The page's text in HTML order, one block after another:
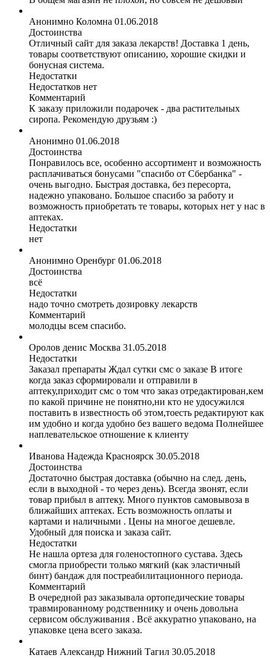
Анонимно Коломна 01.06.2018
Достоинства
Отличный сайт для заказа лекарств! Доставка 1 день,
товары соответствуют описанию, хорошие скидки и
бонусная система.
Недостатки
Недостатков нет
Комментарий
К заказу приложили подарочек - два растительных
сиропа. Рекомендую друзьям :)
Анонимно 01.06.2018
Достоинства
Понравилось все, особенно ассортимент и возможность
расплачиваться бонусами "спасибо от Сбербанка" -
очень выгодно. Быстрая доставка, без пересорта,
надежно упаковано. Большое спасибо за работу и
возможность приобретать те товары, которых нет у нас в
аптеках.
Недостатки
нет
Анонимно Оренбург 01.06.2018
Достоинства
всё
Недостатки
надо точно смотреть дозировку лекарств
Комментарий
молодцы всем спасибо.
Оролов денис Москва 31.05.2018
Недостатки
Заказал препараты Ждал сутки смс о заказе В итоге
когда заказ сформировали и отправили в
аптеку,приходит смс о том что заказ отредактирован,кем
по какой причине не понятно,ни кто не удосужился
поставить в известность об этом,тоесть редактируют как
им удобно и когда удобно без вашего ведома Полнейшее
наплевательское отношение к клиенту
Иванова Надежда Красноярск 30.05.2018
Достоинства
Достаточно быстрая доставка (обычно на след. день,
если в выходной - то через день). Всегда звонят, если
товар прибыл в аптеку. Много пунктов самовывоза в
ближайших аптеках. Есть возможность оплаты и
картами и наличными . Цены на многое дешевле.
Удобный для поиска и заказа сайт.
Недостатки
Не нашла ортеза для голеностопного сустава. Здесь
смогла приобрести только мягкий (как эластичный
бинт) бандаж для постреабилитационного периода.
Комментарий
В очередной раз заказывала ортопедические товары
травмированному родственнику и очень довольна
сервисом обслуживания . Всё аккуратно упаковано, на
упаковке цена всего заказа.
Катаев Александр Нижний Тагил 30.05.2018